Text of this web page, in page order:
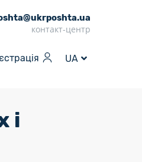
контакт-центр
UA
і